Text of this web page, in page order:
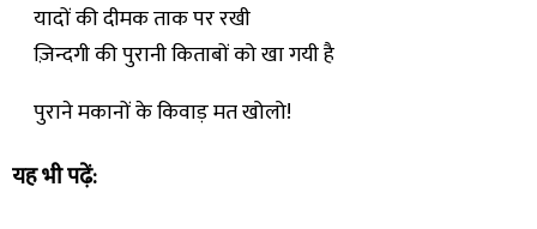
यादों की दीमक ताक पर रखी
ज़िन्दगी की पुरानी किताबों को खा गयी है
पुराने मकानों के किवाड़ मत खोलो!
यह भी पढ़ें: